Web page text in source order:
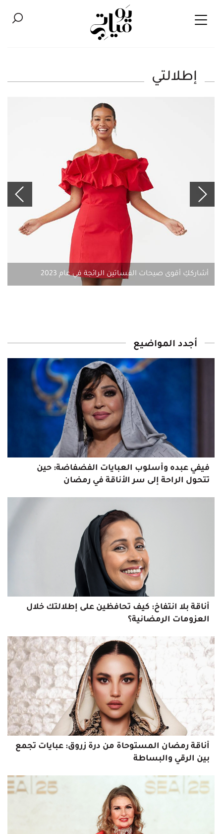
إطلالتي‎
أشارككِ أقوى صيحات الفساتين الرائجة في عام 2023
أجدد المواضيع‎
فيفي عبده وأسلوب العبايات الفضفاضة: حين
تتحول الراحة إلى سر الأناقة في رمضان
أناقة بلا انتفاخ: كيف تحافظين على إطلالتك خلال
العزومات الرمضانية؟
أناقة رمضان المستوحاة من درة زروق: عبايات تجمع
بين الرقي والبساطة